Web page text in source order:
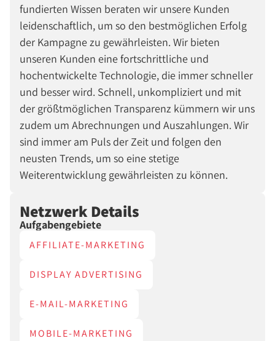
fundierten Wissen beraten wir unsere Kunden
leidenschaftlich, um so den bestmöglichen Erfolg
der Kampagne zu gewährleisten. Wir bieten
unseren Kunden eine fortschrittliche und
hochentwickelte Technologie, die immer schneller
und besser wird. Schnell, unkompliziert und mit
der größtmöglichen Transparenz kümmern wir uns
zudem um Abrechnungen und Auszahlungen. Wir
sind immer am Puls der Zeit und folgen den
neusten Trends, um so eine stetige
Weiterentwicklung gewährleisten zu können.
Netzwerk Details
Aufgabengebiete
AFFILIATE-MARKETING
DISPLAY ADVERTISING
E-MAIL-MARKETING
MOBILE-MARKETING